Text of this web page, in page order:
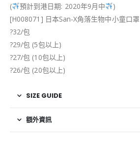
(
預計到港日期: 2020年9月中
)
[H008071] 日本San-X角落生物中小童口罩
?32/包
?29/包 (5包以上)
?27/包 (10包以上)
?26/包 (20包以上)
SIZE GUIDE
額外資訊